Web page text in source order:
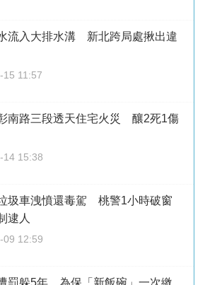
流入大排水溝 新北跨局處揪出違
15 11:57
南路三段透天住宅火災 釀2死1傷
14 15:38
圾車洩憤還毒駕 桃警1小時破窗
逮人
09 12:59